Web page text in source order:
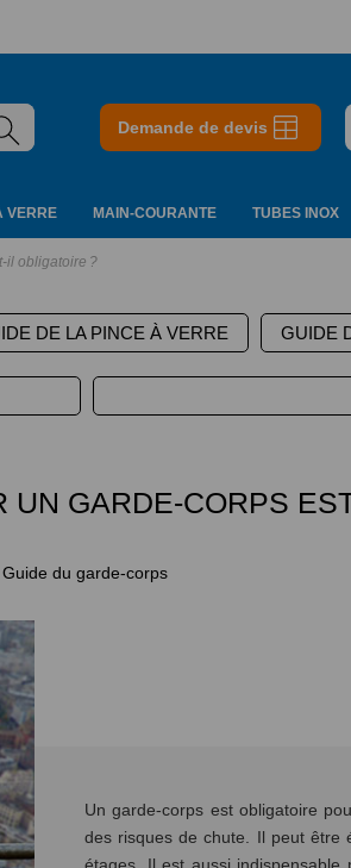
Demande de devis
VERRE MAIN-COURANTE TUBES INOX
il obligatoire ?
DE LA PINCE À VERRE GUIDE
GARDE-CORPS
Guide du garde-corps
Un garde-corps est obligatoire
des risques de chute. Il peut être